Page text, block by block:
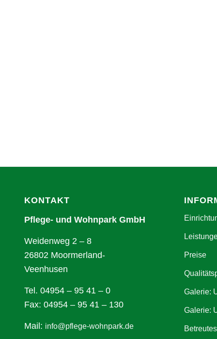
KONTAKT
Pflege- und Wohnpark GmbH
Weidenweg 2 – 8
26802 Moormerland-
Veenhusen
Tel. 04954 – 95 41 – 0
Fax: 04954 – 95 41 – 130
Mail: info@pflege-wohnpark.de
Preise
Galerie:
Galerie: